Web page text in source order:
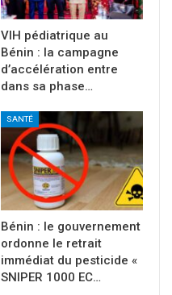
VIH pédiatrique au
Bénin : la campagne
d’accélération entre
dans sa phase…
SANTÉ
Bénin : le gouvernement
ordonne le retrait
immédiat du pesticide «
SNIPER 1000 EC…